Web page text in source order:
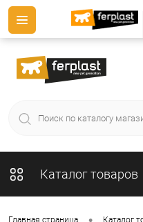
Каталог товаров